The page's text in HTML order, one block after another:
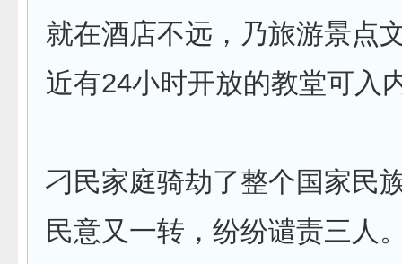
就在酒店不远，乃旅游景点
近有24小时开放的教堂可入
刁民家庭骑劫了整个国家民
民意又一转，纷纷谴责三人